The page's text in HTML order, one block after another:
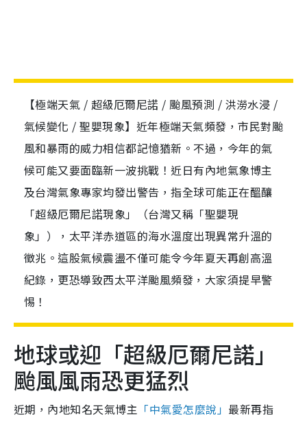
【極端天氣 / 超級厄爾尼諾 / 颱風預測 / 洪澇水浸 /
氣候變化 / 聖嬰現象】近年極端天氣頻發，市民對颱
風和暴雨的威力相信都記憶猶新。不過，今年的氣
候可能又要面臨新一波挑戰！近日有內地氣象博主
及台灣氣象專家均發出警告，指全球可能正在醞釀
「超級厄爾尼諾現象」（台灣又稱「聖嬰現
象」），太平洋赤道區的海水溫度出現異常升溫的
徵兆。這股氣候震盪不僅可能令今年夏天再創高溫
紀錄，更恐導致西太平洋颱風頻發，大家須提早警
惕！
地球或迎「超級厄爾尼諾」
颱風風雨恐更猛烈
近期，內地知名天氣博主 「中氣愛怎麼說」 最新再指